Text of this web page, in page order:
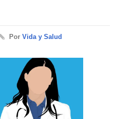
PorVida y Salud